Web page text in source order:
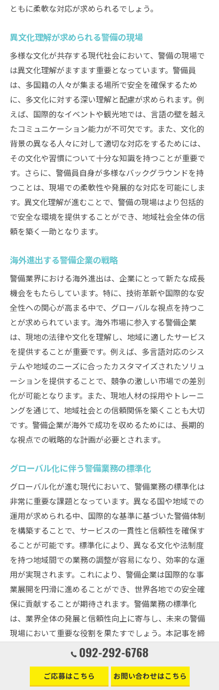
ともに柔軟な対応が求められるでしょう。
異文化理解が求められる警備の現場
多様な文化が共存する現代社会において、警備の現場で
は異文化理解がますます重要となっています。警備員
は、多国籍の人々が集まる場所で安全を確保するため
に、多文化に対する深い理解と配慮が求められます。例
えば、国際的なイベントや観光地では、言語の壁を越え
たコミュニケーション能力が不可欠です。また、文化的
背景の異なる人々に対して適切な対応をするためには、
その文化や習慣について十分な知識を持つことが重要で
す。さらに、警備員自身が多様なバックグラウンドを持
つことは、現場での柔軟性や発展的な対応を可能にしま
す。異文化理解が進むことで、警備の現場はより包括的
で安全な環境を提供することができ、地域社会全体の信
頼を築く一助となります。
海外進出する警備企業の戦略
警備業界における海外進出は、企業にとって新たな成長
機会をもたらしています。特に、技術革新や国際的な安
全性への関心が高まる中で、グローバルな視点を持つこ
とが求められています。海外市場に参入する警備企業
は、現地の法律や文化を理解し、地域に適したサービス
を提供することが重要です。例えば、多言語対応のシス
テムや地域のニーズに合ったカスタマイズされたソリュ
ーションを提供することで、競争の激しい市場での差別
化が可能となります。また、現地人材の採用やトレーニ
ングを通じて、地域社会との信頼関係を築くことも大切
です。警備企業が海外で成功を収めるためには、長期的
な視点での戦略的な計画が必要とされます。
グローバル化に伴う警備業務の標準化
グローバル化が進む現代において、警備業務の標準化は
非常に重要な課題となっています。異なる国や地域での
運用が求められる中、国際的な基準に基づいた警備体制
を構築することで、サービスの一貫性と信頼性を確保す
ることが可能です。標準化により、異なる文化や法制度
を持つ地域間での業務の調整が容易になり、効率的な運
用が実現されます。これにより、警備企業は国際的な事
業展開を円滑に進めることができ、世界各地での安全確
保に貢献することが期待されます。警備業務の標準化
は、業界全体の発展と信頼性向上に寄与し、未来の警備
現場において重要な役割を果たすでしょう。本記事を締
めくくるにあたり、未来の警備業界の可能性を見据えた
的な成功事例を掘り下げていきますので、どうぞお楽し
092-292-6768
ご応募はこちら お問い合わせはこちら